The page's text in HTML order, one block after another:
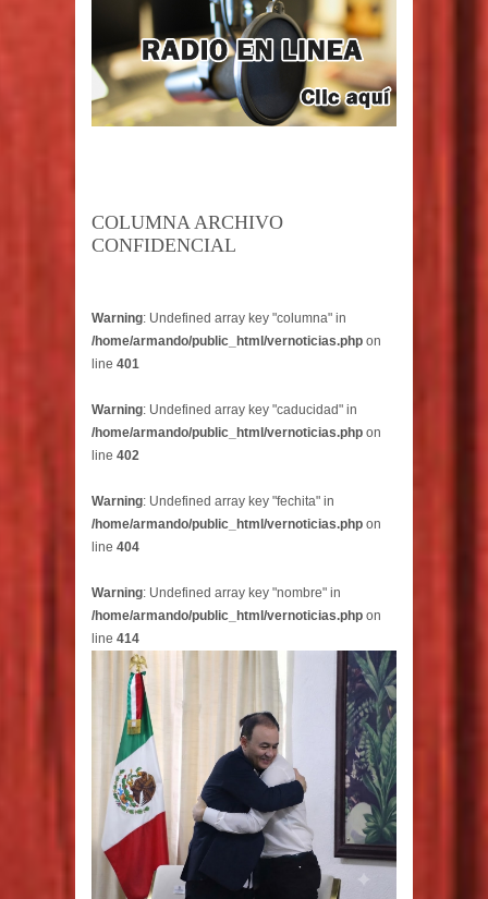
COLUMNA ARCHIVO
CONFIDENCIAL
Warning: Undefined array key "columna" in
/home/armando/public_html/vernoticias.php on
line 401
Warning: Undefined array key "caducidad" in
/home/armando/public_html/vernoticias.php on
line 402
Warning: Undefined array key "fechita" in
/home/armando/public_html/vernoticias.php on
line 404
Warning: Undefined array key "nombre" in
/home/armando/public_html/vernoticias.php on
line 414